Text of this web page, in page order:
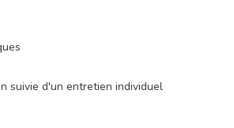
suivie d'un entretien individuel